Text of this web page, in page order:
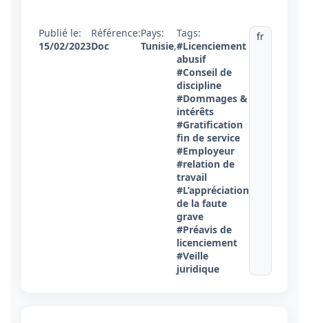
Publié le:
15/02/2023
Référence:
Doc
Pays:
Tunisie,
Tags:
#Licenciement
abusif
#Conseil de
discipline
#Dommages &
intérêts
#Gratification
fin de service
#Employeur
#relation de
travail
#L’appréciation
de la faute
grave
#Préavis de
licenciement
#Veille
juridique
fr